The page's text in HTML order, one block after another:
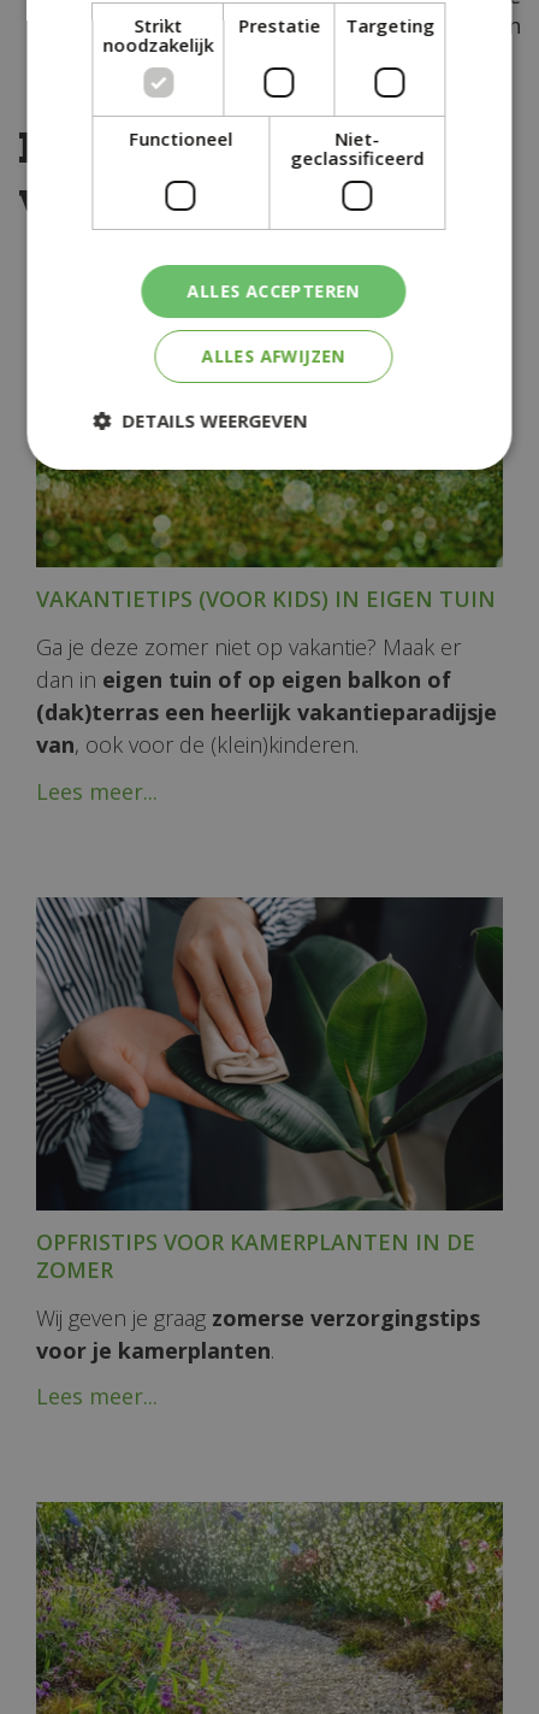
vast, zodat het langer zijn helende werk kan
doen en ververs het daarna nog een keer.
Kijk ook eens naar de
volgende berichten:
VAKANTIETIPS (VOOR KIDS) IN EIGEN TUIN
Ga je deze zomer niet op vakantie? Maak er
dan in eigen tuin of op eigen balkon of
(dak)terras een heerlijk vakantieparadijsje
van, ook voor de (klein)kinderen.
Lees meer...
OPFRISTIPS VOOR KAMERPLANTEN IN DE
ZOMER
Wij geven je graag zomerse verzorgingstips
voor je kamerplanten.
Lees meer...
Strikt
noodzakelijk
Prestatie Targeting
Functioneel
Niet-
geclassificeerd
ALLES ACCEPTEREN
ALLES AFWIJZEN
DETAILS WEERGEVEN